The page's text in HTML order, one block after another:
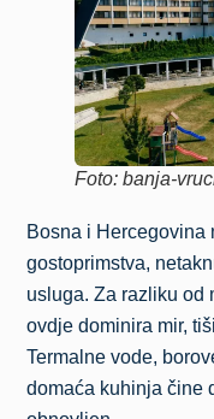
Foto: banja-
Bosna i Hercegovina
gostoprimstva,
usluga. Za razliku od
ovdje dominira mir,
Termalne vode,
domaća kuhinja čine